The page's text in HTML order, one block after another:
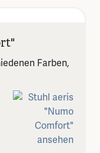
Farben,